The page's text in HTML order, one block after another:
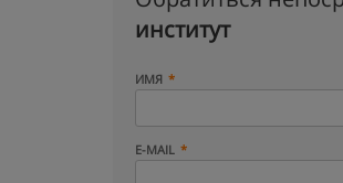
институт
ИМЯ
E-MAIL